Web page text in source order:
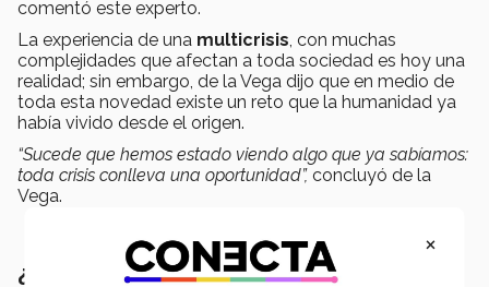
comentó este experto.
La experiencia de una multicrisis, con muchas
complejidades que afectan a toda sociedad es hoy una
realidad; sin embargo, de la Vega dijo que en medio de
toda esta novedad existe un reto que la humanidad ya
había vivido desde el origen.
“Sucede que hemos estado viendo algo que ya sabíamos:
toda crisis conlleva una oportunidad”, concluyó de la
Vega.
¿Qué es Wellbeing 360?
×